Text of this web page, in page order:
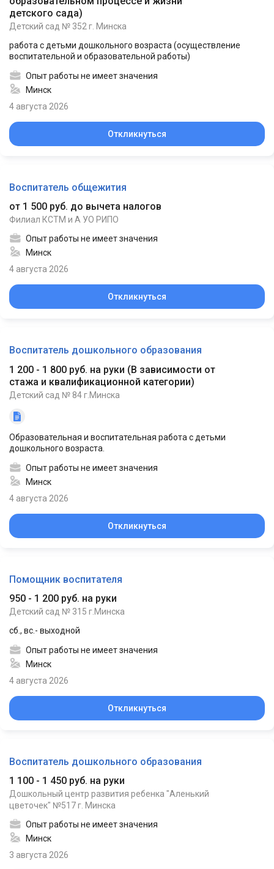
детского сада)
Детский сад № 352 г. Минска
работа с детьми дошкольного возраста (осуществление
воспитательной и образовательной работы)
Опыт работы не имеет значения
Минск
4 августа 2026
Откликнуться
Воспитатель общежития
от 1 500 руб. до вычета налогов
Филиал КСТМ и А УО РИПО
Опыт работы не имеет значения
Минск
4 августа 2026
Откликнуться
Воспитатель дошкольного образования
1 200 - 1 800 руб. на руки (В зависимости от
стажа и квалификационной категории)
Детский сад № 84 г.Минска
Образовательная и воспитательная работа с детьми
дошкольного возраста.
Опыт работы не имеет значения
Минск
4 августа 2026
Откликнуться
Помощник воспитателя
950 - 1 200 руб. на руки
Детский сад № 315 г.Минска
сб., вс.- выходной
Опыт работы не имеет значения
Минск
4 августа 2026
Откликнуться
Воспитатель дошкольного образования
1 100 - 1 450 руб. на руки
Дошкольный центр развития ребенка "Аленький
цветочек" №517 г. Минска
Опыт работы не имеет значения
Минск
3 августа 2026